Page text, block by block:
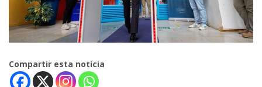
Compartir esta noticia